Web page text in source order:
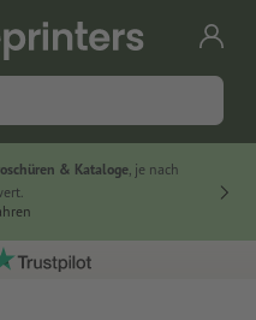
& Kataloge, je nach